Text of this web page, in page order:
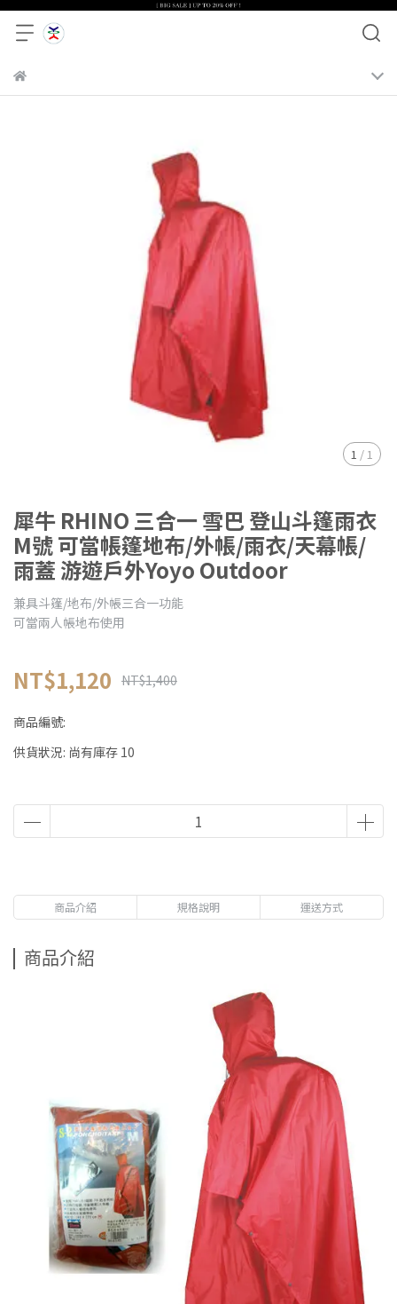
1 /1
犀牛 RHINO 三合一 雪巴 登山斗篷雨衣
M號 可當帳篷地布/外帳/雨衣/天幕帳/
雨蓋 游遊戶外Yoyo Outdoor
兼具斗篷/地布/外帳三合一功能
可當兩人帳地布使用
NT$1,120 NT$1,400
商品編號:
供貨狀況: 尚有庫存 10
商品介紹 規格說明 運送方式
商品介紹